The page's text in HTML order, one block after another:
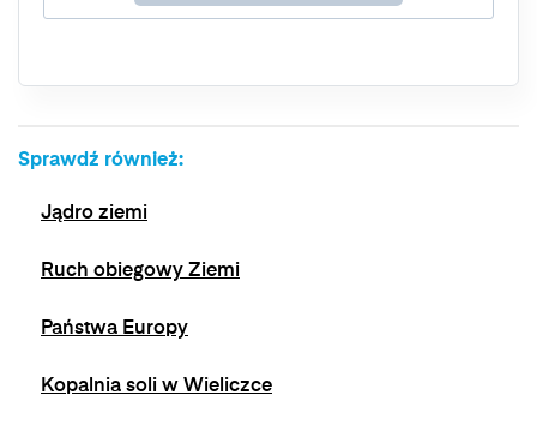
bez wpływu na zgodność z prawem
jest możliwe poprzez kontakt z Administratorem
naciśniecie przycisku "wypisz się" znajdującego
Sprawdź również:
Jądro ziemi
Ruch obiegowy Ziemi
Państwa Europy
Kopalnia soli w Wieliczce